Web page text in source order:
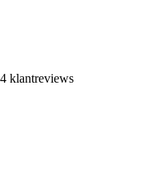
klantreviews